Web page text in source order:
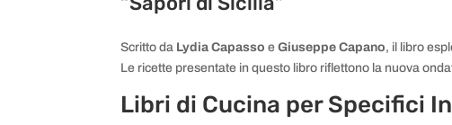
Scritto da Lydia Capasso eGiuseppe Capano, il libro
Le ricette presentate in questo libro riflettono la nuova
Libri di Cucina per Specifici